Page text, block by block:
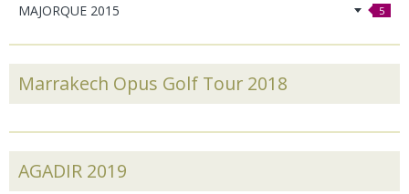
MAJORQUE 2015 5
Marrakech Opus Golf Tour 2018
AGADIR 2019